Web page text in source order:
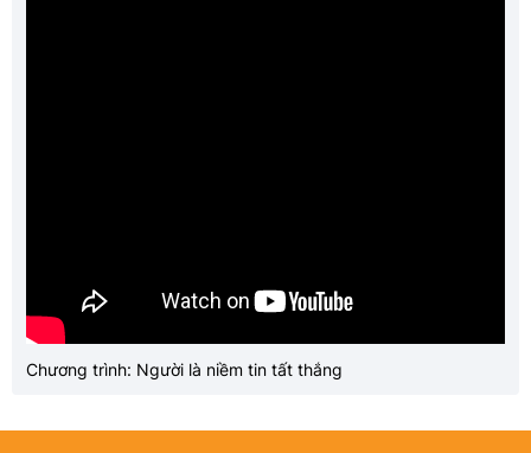
Chương trình: Người là niềm tin tất thắng